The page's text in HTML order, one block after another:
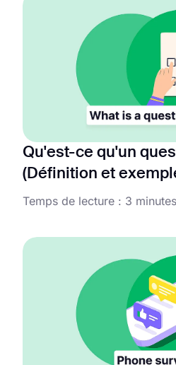
Qu'est-ce qu'un
(Définition et
Temps de lecture : 3 minutes